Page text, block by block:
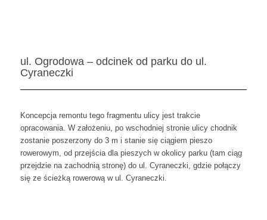
ul. Ogrodowa – odcinek od parku do ul.
Cyraneczki
Koncepcja remontu tego fragmentu ulicy jest trakcie
opracowania. W założeniu, po wschodniej stronie ulicy chodnik
zostanie poszerzony do 3 m i stanie się ciągiem pieszo
rowerowym, od przejścia dla pieszych w okolicy parku (tam ciąg
przejdzie na zachodnią stronę) do ul. Cyraneczki, gdzie połączy
się ze ścieżką rowerową w ul. Cyraneczki.